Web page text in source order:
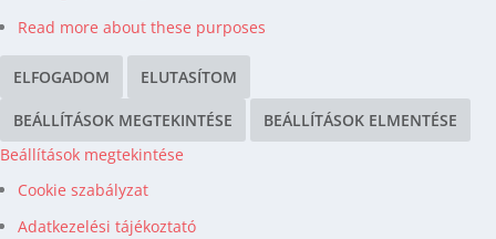
Read more about these purposes
ELFOGADOM ELUTASÍTOM
BEÁLLÍTÁSOK MEGTEKINTÉSE
BEÁLLÍTÁSOK ELMENTÉSE
Beállítások megtekintése
Cookie szabályzat
Adatkezelési tájékoztató